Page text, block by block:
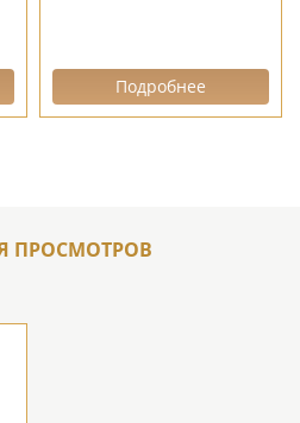
Подробнее
ПРОСМОТРОВ